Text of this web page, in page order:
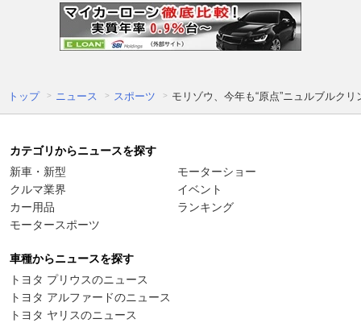
トップ ニュース スポーツ モリゾウ、今年も“原点”ニュルブルク
カテゴリからニュースを探す
新車・新型
クルマ業界
カー用品
モータースポーツ
モーターショー
イベント
ランキング
車種からニュースを探す
トヨタ プリウスのニュース
トヨタ アルファードのニュース
トヨタ ヤリスのニュース